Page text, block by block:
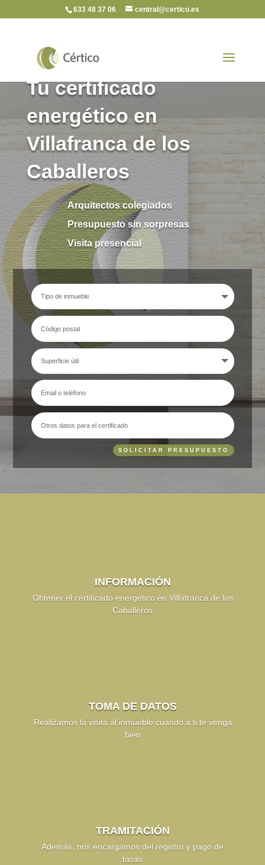
633 48 37 06 central@certico.es
Tu certificado
energético en
Villafranca de los
Caballeros
Arquitectos colegiados
Presupuesto sin sorpresas
Visita presencial
SOLICITAR PRESUPUESTO
INFORMACIÓN
Obtener el certificado energético en Villafranca de los
Caballeros
TOMA DE DATOS
Realizamos la visita al inmueble cuando a ti te venga
bien
TRAMITACIÓN
Además, nos encargamos del registro y pago de
tasas